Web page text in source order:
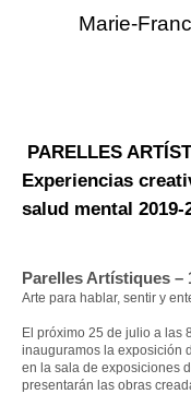
Marie-
PARELLES
Experiencias
salud mental 2019-
Parelles Artístiques –
Arte para hablar, sentir y
El próximo 25 de julio a las
inauguramos la exposición
en la sala de exposiciones
presentarán las obras